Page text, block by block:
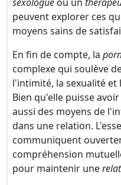
peuvent explorer ces
moyens sains de
En fin de compte, la
complexe qui soulève
l'intimité, la sexualité et
Bien qu'elle puisse
aussi des moyens de
dans une relation.
communiquent
compréhension
pour maintenir une